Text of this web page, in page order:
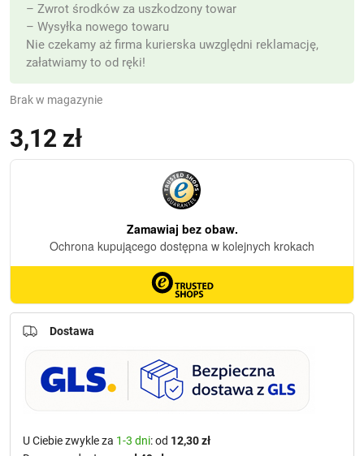
3,12 zł
Brak w magazynie
– Zwrot środków za uszkodzony towar
– Wysyłka nowego towaru
Nie czekamy aż firma kurierska uwzględni reklamację,
załatwiamy to od ręki!
Dostawa
U Ciebie zwykle za 1-3 dni: od 12,30 zł